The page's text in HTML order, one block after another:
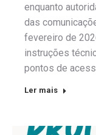
enquanto
das
fevereiro de
instruções
pontos de
Ler mais